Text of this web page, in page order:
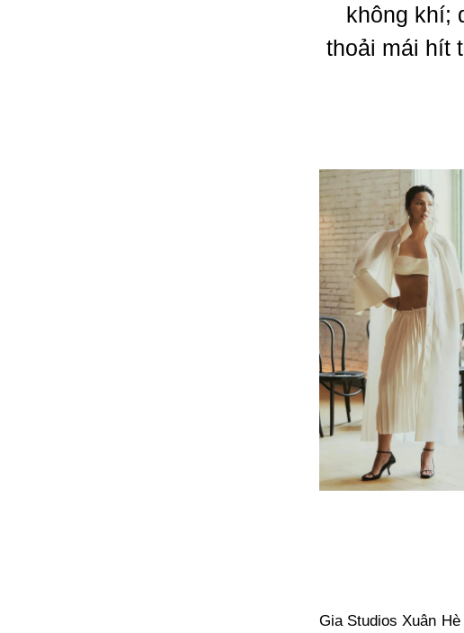
không khí;
thoải mái hít
Gia Studios Xuân